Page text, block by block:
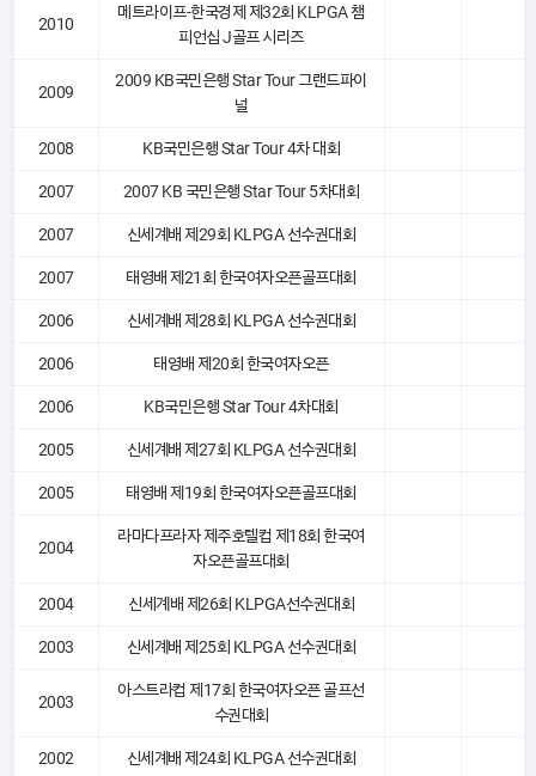
2010
메트라이프-한국경제 제32회 KLPGA 챔
피언십 J골프 시리즈
2009
2009 KB국민은행 Star Tour 그랜드파이
널
2008 KB국민은행 Star Tour 4차 대회
2007 2007 KB 국민은행 Star Tour 5차대회
2007 신세계배 제29회 KLPGA 선수권대회
2007 태영배 제21회 한국여자오픈골프대회
2006 신세계배 제28회 KLPGA 선수권대회
2006 태영배 제20회 한국여자오픈
2006 KB국민은행 Star Tour 4차대회
2005 신세계배 제27회 KLPGA 선수권대회
2005 태영배 제19회 한국여자오픈골프대회
2004
라마다프라자 제주호텔컵 제18회 한국여
자오픈골프대회
2004 신세계배 제26회 KLPGA선수권대회
2003 신세계배 제25회 KLPGA 선수권대회
2003
아스트라컵 제17회 한국여자오픈 골프선
수권대회
2002 신세계배 제24회 KLPGA 선수권대회